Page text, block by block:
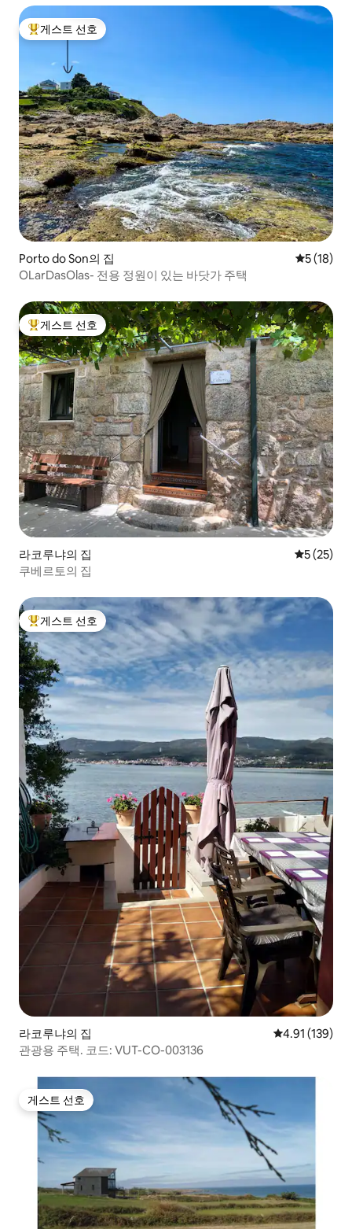
상위 게스트 선호
게스트 선호
Porto do Son의 집 평점 5점
5 (18)
OLarDasOlas- 전용 정원이 있는 바닷가 주택
상위 게스트 선호
게스트 선호
라코루냐의 집 평점 5점
5 (25)
쿠베르토의 집
상위 게스트 선호
게스트 선호
라코루냐의 집 평점 4.91점(5
4.91 (139)
관광용 주택. 코드: VUT-CO-003136
게스트 선호
게스트 선호